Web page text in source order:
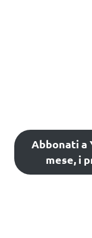
Abbonati a
mese, i